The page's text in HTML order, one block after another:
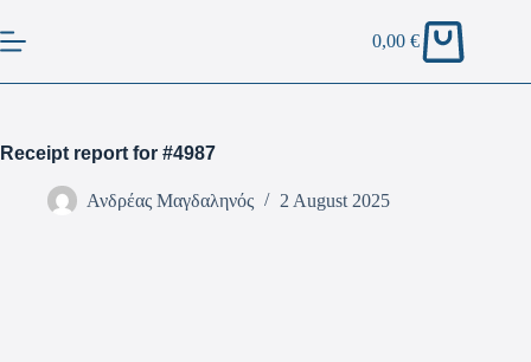
0,00€
Receipt report for #4987
Ανδρέας Μαγδαληνός 2 August 2025